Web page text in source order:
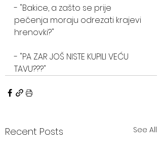
- "Bakice, a zašto se prije
pečenja moraju odrezati krajevi
hrenovki?"
- "PA ZAR JOŠ NISTE KUPILI VEĆU
TAVU???"
Recent Posts See All